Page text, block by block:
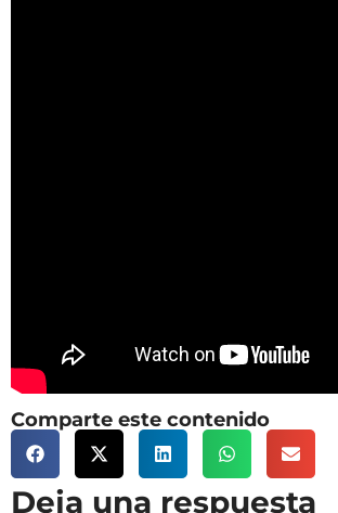
Comparte este contenido
Deja una respuesta